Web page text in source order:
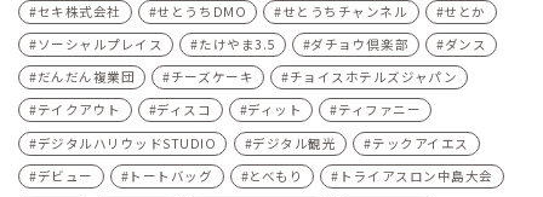
セキ株式会社 せとうちDMO せとうちチャンネル
せとか
ソーシャルプレイス
たけやま3.5 ダチョウ倶楽部
ダンス
だんだん複業団
チーズケーキ
チョイスホテルズジャパン
テイクアウト
ディスコ ディット
ティファニー
デジタルハリウッドSTUDIO
デジタル観光
テックアイエス
デビュー
トートバッグ とべもり
トライアスロン中島大会